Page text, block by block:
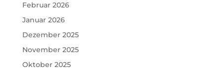
Februar 2026
Januar 2026
Dezember 2025
November 2025
Oktober 2025